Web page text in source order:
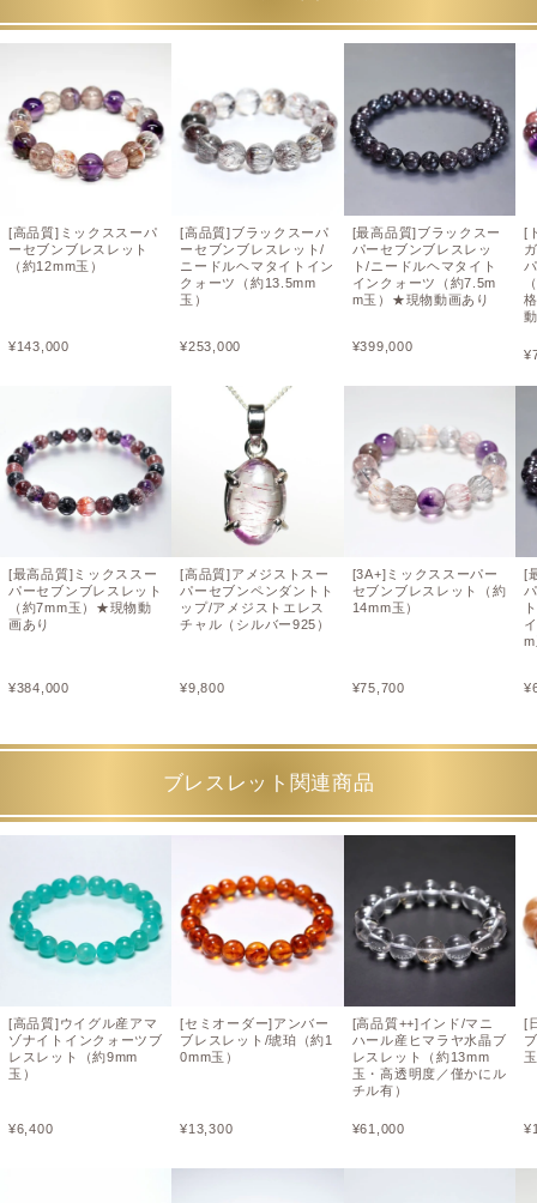
[高品質]ミックススーパ
ーセブンブレスレット
（約12mm玉）
¥143,000
[最高品質]ミックススー
パーセブンブレスレット
（約7mm玉）★現物動
画あり
¥384,000
[高品質]ブラックスーパ
ーセブンブレスレット/
ニードルヘマタイトイン
クォーツ（約13.5mm
玉）
¥253,000
[高品質]アメジストスー
パーセブンペンダントト
ップ/アメジストエレス
チャル（シルバー925）
¥9,800
[最高品質]ブラックスー
パーセブンブレスレッ
ト/ニードルヘマタイト
インクォーツ（約7.5m
m玉）★現物動画あり
¥399,000
[3A+]ミックススーパー
セブンブレスレット（約
14mm玉）
¥75,700
[
¥
[
¥
ブレスレット関連商品
[高品質]ウイグル産アマ
ゾナイトインクォーツブ
レスレット（約9mm
玉）
¥6,400
[セミオーダー]アンバー
ブレスレット/琥珀（約1
0mm玉）
¥13,300
[高品質++]インド/マニ
ハール産ヒマラヤ水晶ブ
レスレット（約13mm
玉・高透明度／僅かにル
チル有）
¥61,000
[
¥